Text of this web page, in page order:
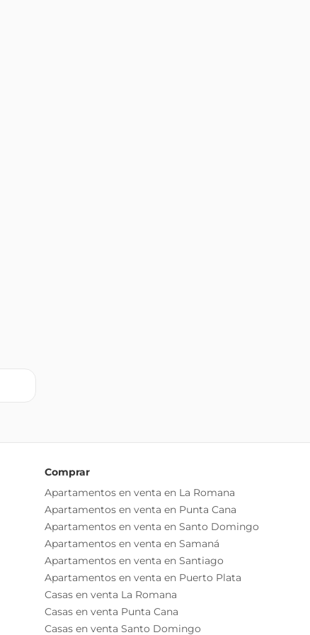
Comprar
Apartamentos en venta en La Romana
Apartamentos en venta en Punta Cana
Apartamentos en venta en Santo Domingo
Apartamentos en venta en Samaná
Apartamentos en venta en Santiago
Apartamentos en venta en Puerto Plata
Casas en venta La Romana
Casas en venta Punta Cana
Casas en venta Santo Domingo